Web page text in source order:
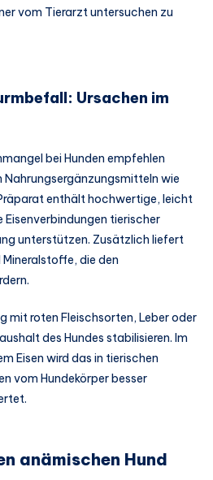
vom Tierarzt untersuchen zu
Ursachen im
bei Hunden empfehlen
Nahrungsergänzungsmitteln wie
enthält hochwertige, leicht
tierischer
unterstützen. Zusätzlich liefert
die den
mit roten Fleischsorten, Leber oder
des Hundes stabilisieren. Im
Eisen wird das in tierischen
vom Hundekörper besser
anämischen Hund